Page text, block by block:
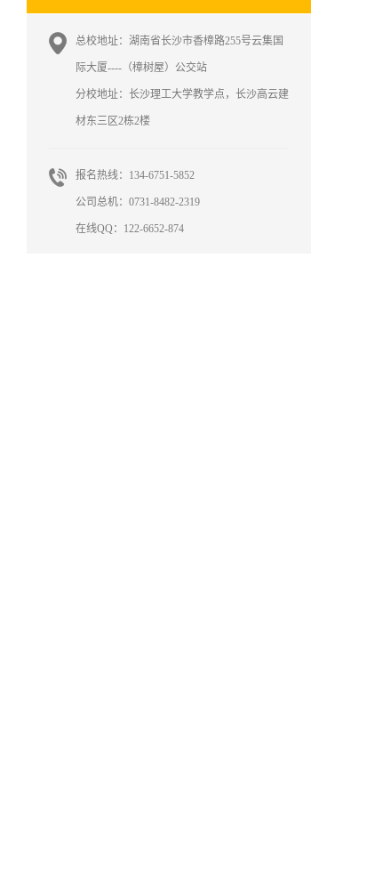
总校地址：湖南省长沙市香樟路255号云集国
际大厦----（樟树屋）公交站
分校地址：长沙理工大学教学点，长沙高云建
材东三区2栋2楼
报名热线：134-6751-5852
公司总机：0731-8482-2319
在线QQ：122-6652-874